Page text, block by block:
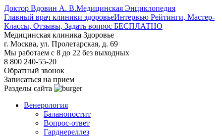
Доктор Вдовин А. В.Медицинская Энциклопедия
Главный врач клиники здоровьеИнтервью Рейтинги, Мастер-
Классы, Отзывы, Задать вопрос БЕСПЛАТНО
Медицинская клиника Здоровье
г. Москва, ул. Пролетарская, д. 69
Мы работаем с 8 до 22 без выходных
8 800 240-55-20
Обратный звонок
Записаться на прием
Разделы сайта
Венерология
Баланопостит
Вопрос-ответ
Гарднереллез